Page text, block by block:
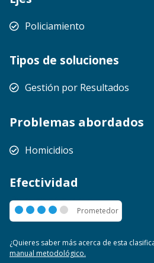
Policiamiento
Tipos de soluciones
Gestión por Resultados
Problemas abordados
Homicidios
Efectividad
Prometedor
Prometedor
¿Quieres saber más acerca de esta
manual metodológico.